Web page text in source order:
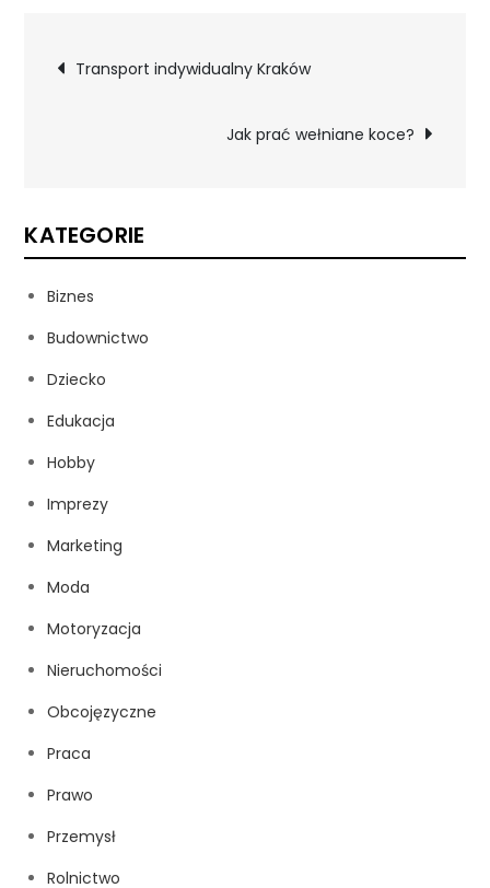
Nawigacja
Transport indywidualny Kraków
Jak prać wełniane koce?
KATEGORIE
Biznes
Budownictwo
Dziecko
Edukacja
Hobby
Imprezy
Marketing
Moda
Motoryzacja
Nieruchomości
Obcojęzyczne
Praca
Prawo
Przemysł
Rolnictwo